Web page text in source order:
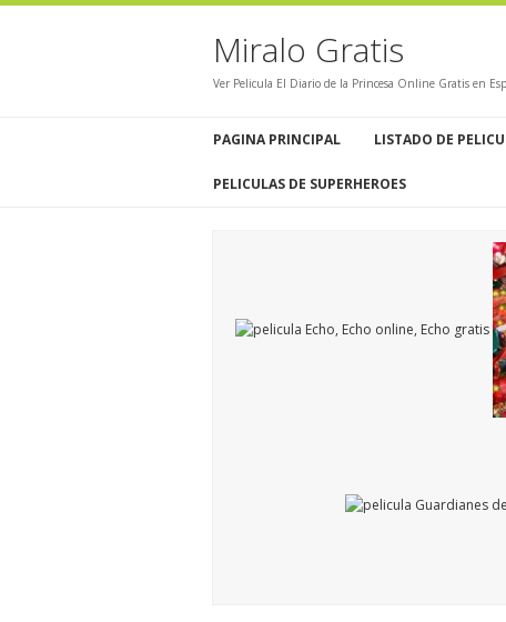
Miralo Gratis
Ver Pelicula El Diario de la Princesa Online Gratis en
PAGINA PRINCIPAL LISTADO DE
PELICULAS DE SUPERHEROES